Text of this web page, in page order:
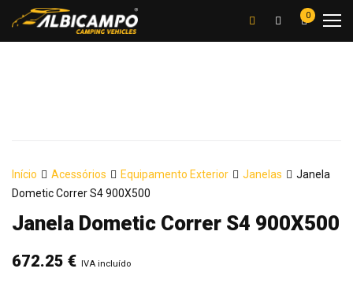
0
Início Acessórios Equipamento Exterior Janelas
Janela
Dometic Correr S4 900X500
Janela Dometic Correr S4 900X500
672.25 € IVA incluído